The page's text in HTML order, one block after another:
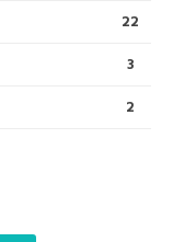
22
3
2